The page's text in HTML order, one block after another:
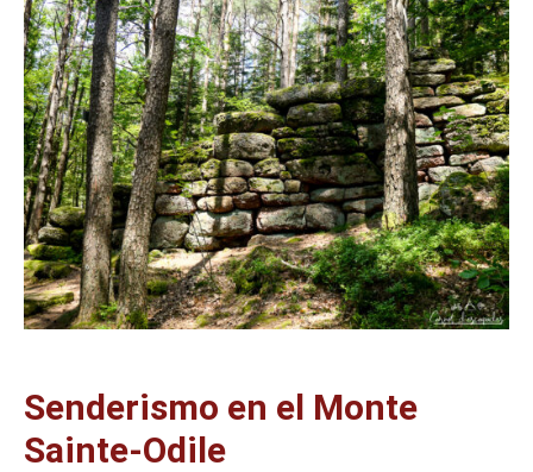
Senderismo en el Monte
Sainte-Odile